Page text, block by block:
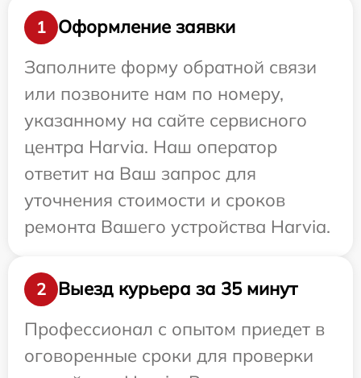
1
Оформление заявки
Заполните форму обратной связи
или позвоните нам по номеру,
указанному на сайте сервисного
центра Harvia. Наш оператор
ответит на Ваш запрос для
уточнения стоимости и сроков
ремонта Вашего устройства Harvia.
2
Выезд курьера за 35 минут
Профессионал с опытом приедет в
оговоренные сроки для проверки